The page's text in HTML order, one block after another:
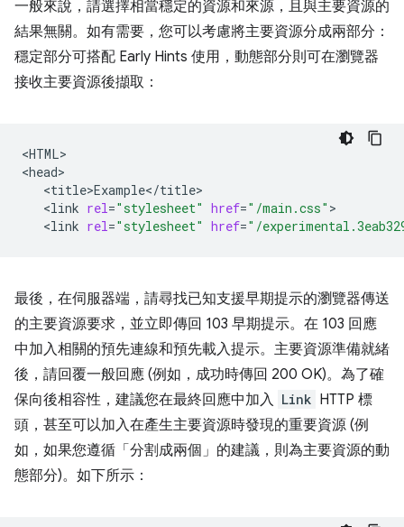
一般來說，請選擇相當穩定的資源和來源，且與主要資源的
結果無關。如有需要，您可以考慮將主要資源分成兩部分：
穩定部分可搭配 Early Hints 使用，動態部分則可在瀏覽器
接收主要資源後擷取：
<HTML>
<link rel="stylesheet" href="/main.css"
<link rel="stylesheet" href="/
最後，在伺服器端，請尋找已知支援早期提示的瀏覽器傳送
的主要資源要求，並立即傳回 103 早期提示。在 103 回應
中加入相關的預先連線和預先載入提示。主要資源準備就緒
後，請回覆一般回應 (例如，成功時傳回 200 OK)。為了確
保向後相容性，建議您在最終回應中加入 Link HTTP 標
頭，甚至可以加入在產生主要資源時發現的重要資源 (例
如，如果您遵循「分割成兩個」的建議，則為主要資源的動
態部分)。如下所示：